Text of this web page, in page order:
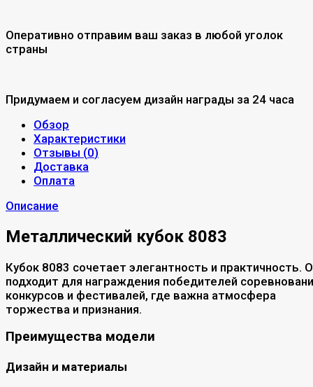
Оперативно отправим ваш заказ в любой уголок
страны
Придумаем и согласуем дизайн награды за 24 часа
Обзор
Характеристики
Отзывы (0)
Доставка
Оплата
Описание
Металлический кубок 8083
Кубок 8083 сочетает элегантность и практичность.
подходит для награждения победителей
конкурсов и фестивалей, где важна атмосфера
торжества и признания.
Преимущества модели
Дизайн и материалы